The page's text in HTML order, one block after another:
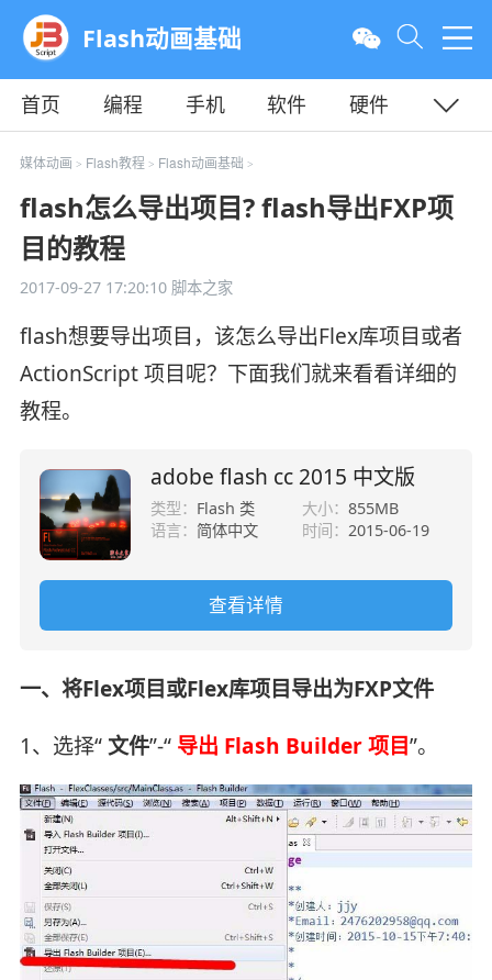
Flash动画基础
首页 编程 手机 软件
硬件
教程
平面 服务器
媒体动画 > Flash教程 > Flash动画基础 >
flash怎么导出项目? flash导出FXP项
目的教程
2017-09-27 17:20:10脚本之家
flash想要导出项目，该怎么导出Flex库项目或者
ActionScript 项目呢？下面我们就来看看详细的
教程。
adobe flash cc 2015 中文版
类型： Flash 类 大小： 855MB
语言： 简体中文 时间： 2015-06-19
查看详情
一、将Flex项目或Flex库项目导出为FXP文件
1、选择“文件”-“ 导出 Flash Builder 项目”。